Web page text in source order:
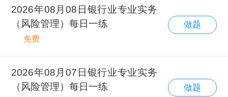
2026年08月08日银行业专业实务
（风险管理）每日一练
免费
做题
2026年08月07日银行业专业实务
（风险管理）每日一练
做题